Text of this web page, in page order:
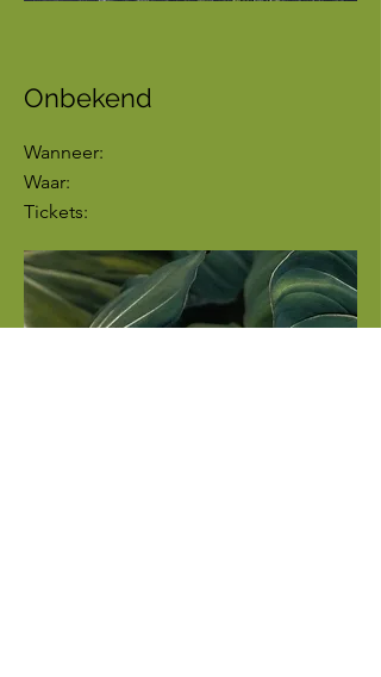
Onbekend
Wanneer:
Waar:
Tickets: